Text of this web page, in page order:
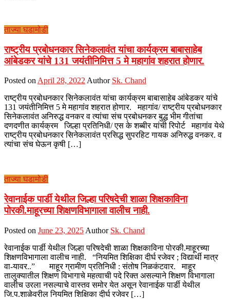
ताज्या घडामोडी
राष्ट्रीय प्रबोधनकार सिनेकलावंत यांचा कार्यक्रम बाबासाहेब
आंबेडकर यांचे 131 जयंतीनिमित्त 5 मे महागांव शहरात होणार.
Posted onApril 28, 2022Author Sk. Chand
राष्ट्रीय प्रबोधनकार सिनेकलावंत यांचा कार्यक्रम बाबासाहेब आंबेडकर यांचे
131 जयंतीनिमित्त 5 मे महागांव शहरात होणार. महागांव/ राष्ट्रीय प्रबोधनकार
सिनेकलावंत अनिरुद्ध वनकर व त्यांचा संच प्रबोधनकर बुद्ध भीम गीतांचा
दणदणीत कार्यक्रम जिल्हा प्रतिनिधी/ एस के शब्बीर यांची रिपोर्ट महागांव येथे
राष्ट्रीय प्रबोधनकार सिनेकलावंत प्रसिद्ध सुपरहिट गायक अनिरुद्ध वनकर. व
त्यांचा संच घेऊन कृषी […]
ताज्या घडामोडी
रेवानाईक पार्डी येथील जिल्हा परिषदेची शाळा शिक्षकाविना
पोरकी.माहूरच्या शिक्षणविभागाला वालीच नाही.
Posted on June 23, 2025 Author Sk. Chand
रेवानाईक पार्डी येथील जिल्हा परिषदेची शाळा शिक्षकाविना पोरकी.माहूरच्या
शिक्षणविभागाला वालीच नाही. “नियमित शिक्षिका दीर्घ रजेवर ; विद्यार्थी मात्र
वा-यावर..” माहूर ग्रामीण प्रतिनिधी : संतोष निळकंटवार. माहूर
तालुक्यातील शिक्षण विभागाचे महत्वाची पदे रिक्त असल्याने शिक्षण विभागाला
वालीच उरला नसल्याचे वास्तव समोर येत असून रेवानाईक पार्डी येथील
जि.प.शाळेवरील नियमित शिक्षिका दीर्घ रजेवर […]